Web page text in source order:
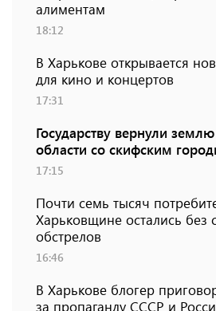
алиментам
18:12
В Харькове открывается
для кино и концертов
17:31
Государству вернули
области со скифским
17:15
Почти семь тысяч
Харьковщине остались без
обстрелов
16:46
В Харькове блогер
за пропаганду СССР и